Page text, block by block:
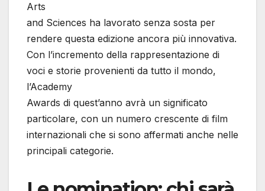
Arts
and Sciences ha lavorato senza sosta per
rendere questa edizione ancora più innovativa.
Con l’incremento della rappresentazione di
voci e storie provenienti da tutto il mondo,
l’Academy
Awards di quest’anno avrà un significato
particolare, con un numero crescente di film
internazionali che si sono affermati anche nelle
principali categorie.